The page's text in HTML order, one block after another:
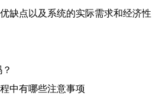
缺点以及系统的实际需求和经济性
中有哪些注意事项